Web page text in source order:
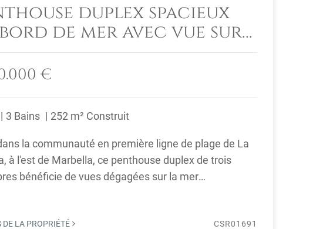
duplex spacieux
de mer avec vue sur
à vendre à La Morera,
Marbella
€
3 Bains 252 m² Construit
la communauté en première ligne de plage de La
à l'est de Marbella, ce penthouse duplex de trois
bénéficie de vues dégagées sur la mer
DE LA PROPRIÉTÉ CSR01691